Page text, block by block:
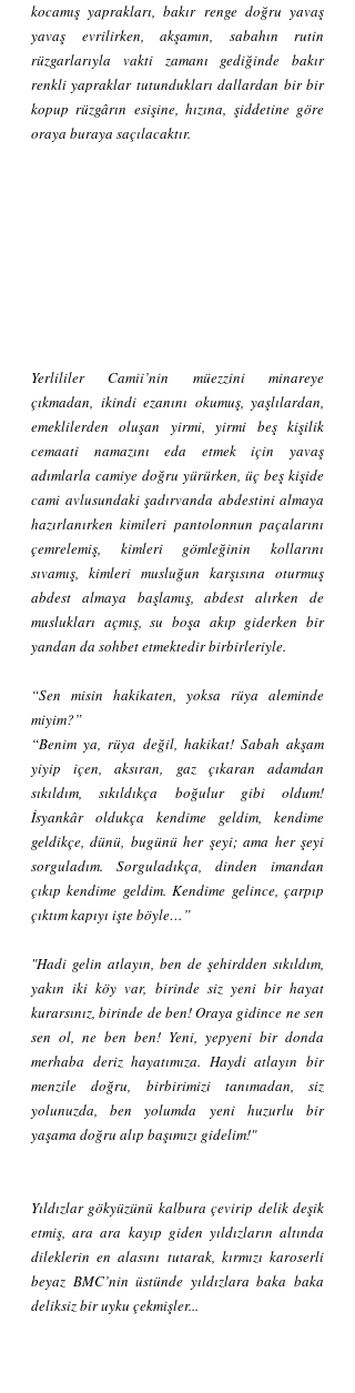
kocamış yaprakları, bakır renge doğru yavaş
yavaş evrilirken, akşamın, sabahın rutin
rüzgarlarıyla vakti zamanı gediğinde bakır
renkli yapraklar tutundukları dallardan bir bir
kopup rüzgârın esişine, hızına, şiddetine göre
oraya buraya saçılacaktır.
Yerlililer Camii’nin müezzini minareye
çıkmadan, ikindi ezanını okumuş, yaşlılardan,
emeklilerden oluşan yirmi, yirmi beş kişilik
cemaati namazını eda etmek için yavaş
adımlarla camiye doğru yürürken, üç beş kişide
cami avlusundaki şadırvanda abdestini almaya
hazırlanırken kimileri pantolonnun paçalarını
çemrelemiş, kimleri gömleğinin kollarını
sıvamış, kimleri musluğun karşısına oturmuş
abdest almaya başlamış, abdest alırken de
muslukları açmış, su boşa akıp giderken bir
yandan da sohbet etmektedir birbirleriyle.
“Sen misin hakikaten, yoksa rüya aleminde
miyim?”
“Benim ya, rüya değil, hakikat! Sabah akşam
yiyip içen, aksıran, gaz çıkaran adamdan
sıkıldım, sıkıldıkça boğulur gibi oldum!
İsyankâr oldukça kendime geldim, kendime
geldikçe, dünü, bugünü her şeyi; ama her şeyi
sorguladım. Sorguladıkça, dinden imandan
çıkıp kendime geldim. Kendime gelince, çarpıp
çıktım kapıyı işte böyle…”
"Hadi gelin atlayın, ben de şehirdden sıkıldım,
yakın iki köy var, birinde siz yeni bir hayat
kurarsınız, birinde de ben! Oraya gidince ne sen
sen ol, ne ben ben! Yeni, yepyeni bir donda
merhaba deriz hayatımıza. Haydi atlayın bir
menzile doğru, birbirimizi tanımadan, siz
yolunuzda, ben yolumda yeni huzurlu bir
yaşama doğru alıp başımızı gidelim!"
Yıldızlar gökyüzünü kalbura çevirip delik deşik
etmiş, ara ara kayıp giden yıldızların altında
dileklerin en alasını tutarak, kırmızı karoserli
beyaz BMC’nin üstünde yıldızlara baka baka
deliksiz bir uyku çekmişler...